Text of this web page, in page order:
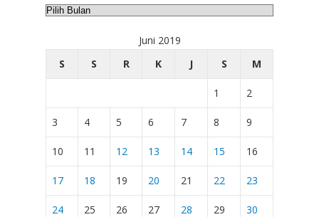
Arsip
Juni 2019
S
S R K J S M
1 2
3 4 5 6 7 8 9
10 11 12 13 14 15 16
17 18 19 20 21 22 23
24 25 26 27 28 29
30